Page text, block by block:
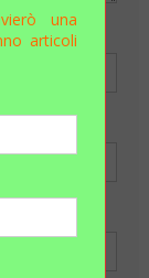
una
articoli